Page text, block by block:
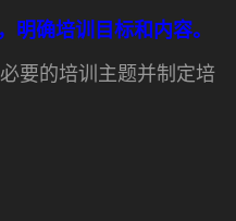
明确培训目标和内容。
要的培训主题并制定培